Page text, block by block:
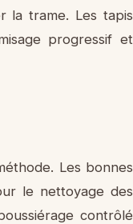
la trame. Les tapis
progressif et
Les bonnes
le nettoyage des
contrôlé